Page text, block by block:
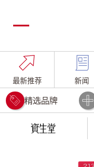
最新推荐 新闻
精选品牌